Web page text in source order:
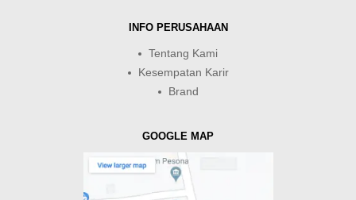
INFO PERUSAHAAN
Tentang Kami
Kesempatan Karir
Brand
GOOGLE MAP